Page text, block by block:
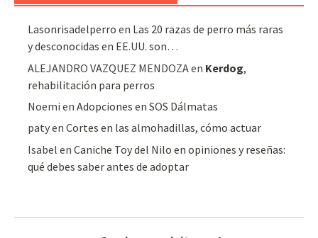
Lasonrisadelperro en Las 20 razas de perro más raras
y desconocidas en EE.UU. son…
ALEJANDRO VAZQUEZ MENDOZAen Kerdog,
rehabilitación para perros
Noemi enAdopciones en SOS Dálmatas
patyenCortes en las almohadillas, cómo actuar
Isabel enCaniche Toy del Nilo en opiniones y reseñas:
qué debes saber antes de adoptar